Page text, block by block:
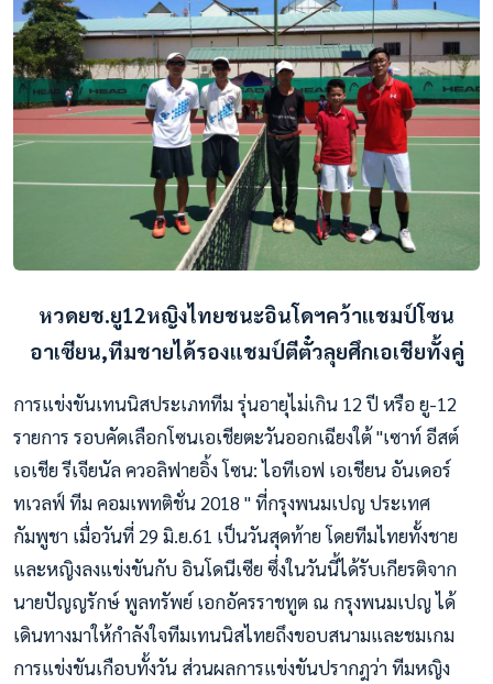
หวดยช.ยู12หญิงไทยชนะอินโดฯคว้าแชมป์โซน
อาเซียน,ทีมชายได้รองแชมป์ตีตั๋วลุยศึกเอเชียทั้งคู่
การแข่งขันเทนนิสประเภททีม รุ่นอายุไม่เกิน 12 ปี หรือ ยู-12
รายการ รอบคัดเลือกโซนเอเชียตะวันออกเฉียงใต้ "เซาท์ อีสต์
เอเชีย รีเจียนัล ควอลิฟายอิ้ง โซน: ไอทีเอฟ เอเชียน อันเดอร์
ทเวลฟ์ ทีม คอมเพทติชั่น 2018 " ที่กรุงพนมเปญ ประเทศ
กัมพูชา เมื่อวันที่ 29 มิ.ย.61 เป็นวันสุดท้าย โดยทีมไทยทั้งชาย
และหญิงลงแข่งขันกับ อินโดนีเซีย ซึ่งในวันนี้ได้รับเกียรติจาก
นายปัญญรักษ์ พูลทรัพย์ เอกอัครราชทูต ณ กรุงพนมเปญ ได้
เดินทางมาให้กำลังใจทีมเทนนิสไทยถึงขอบสนามและชมเกม
การแข่งขันเกือบทั้งวัน ส่วนผลการแข่งขันปรากฎว่า ทีมหญิง